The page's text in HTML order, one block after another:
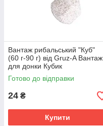
Вантаж рибальський "Куб"
(60 г-90 г) від Gruz-A Вантаж
для донки Кубик
Готово до відправки
24 ₴
Купити